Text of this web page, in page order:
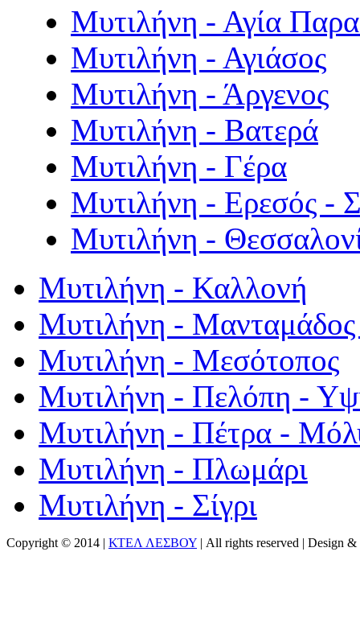
Μυτιλήνη - Αγία
Μυτιλήνη - Αγιάσος
Μυτιλήνη - Άργενος
Μυτιλήνη - Βατερά
Μυτιλήνη - Γέρα
Μυτιλήνη - Ερεσός -
Μυτιλήνη -
Μυτιλήνη - Καλλονή
Μυτιλήνη - Μανταμάδος
Μυτιλήνη - Μεσότοπος
Μυτιλήνη - Πελόπη -
Μυτιλήνη - Πέτρα -
Μυτιλήνη - Πλωμάρι
Μυτιλήνη - Σίγρι
Copyright © 2014 | ΚΤΕΛ ΛΕΣΒΟΥ | All rights reserved | Design &